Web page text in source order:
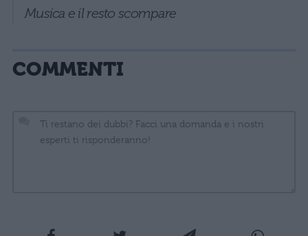
Musica e il resto scompare
COMMENTI